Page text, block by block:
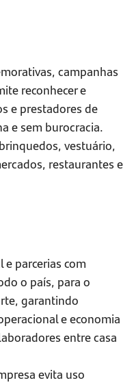
campanhas
reconhecer e
e prestadores de
e sem burocracia.
vestuário,
restaurantes e
parcerias com
o país, para o
garantindo
e economia
entre casa
evita uso